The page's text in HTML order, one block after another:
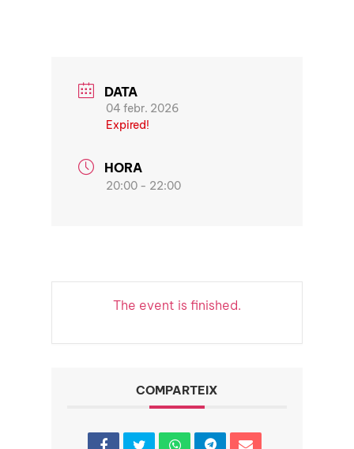
DATA
04 febr. 2026
Expired!
HORA
20:00 - 22:00
The event is finished.
COMPARTEIX